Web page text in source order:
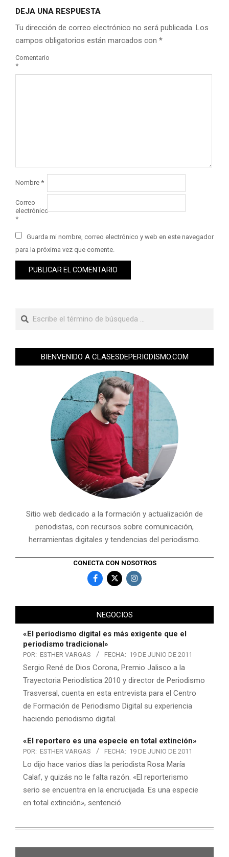
DEJA UNA RESPUESTA
Tu dirección de correo electrónico no será publicada. Los
campos obligatorios están marcados con *
Comentario
*
Nombre *
Correo
electrónico
*
Guarda mi nombre, correo electrónico y web en este navegador
para la próxima vez que comente.
BIENVENIDO A CLASESDEPERIODISMO.COM
Sitio web dedicado a la formación y actualización de
periodistas, con recursos sobre comunicación,
herramientas digitales y tendencias del periodismo.
CONECTA CON NOSOTROS
NEGOCIOS
«El periodismo digital es más exigente que el
periodismo tradicional»
POR: ESTHER VARGAS FECHA: 19 DE JUNIO DE 2011
Sergio René de Dios Corona, Premio Jalisco a la
Trayectoria Periodística 2010 y director de Periodismo
Trasversal, cuenta en esta entrevista para el Centro
de Formación de Periodismo Digital su experiencia
haciendo periodismo digital.
«El reportero es una especie en total extinción»
POR: ESTHER VARGAS FECHA: 19 DE JUNIO DE 2011
Lo dijo hace varios días la periodista Rosa María
Calaf, y quizás no le falta razón. «El reporterismo
serio se encuentra en la encrucijada. Es una especie
en total extinción», sentenció.